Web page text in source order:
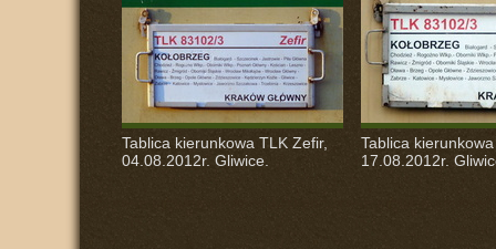
Tablica kierunkowa TLKZefir,
04.08.2012r. Gliwice.
Tablica
17.08.2012r.